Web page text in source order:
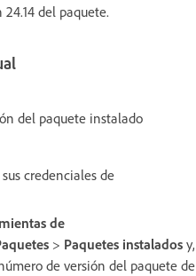
del paquete.
del paquete instalado
credenciales de
de
> Paquetes instalados y,
de versión del paquete de